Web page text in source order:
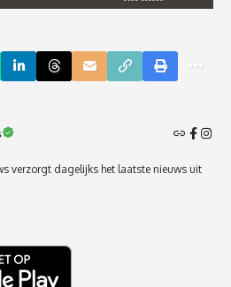
verzorgt dagelijks het laatste nieuws uit